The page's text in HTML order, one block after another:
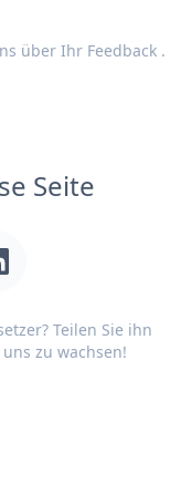
über Ihr Feedback.
Seite
Teilen Sie ihn
zu wachsen!